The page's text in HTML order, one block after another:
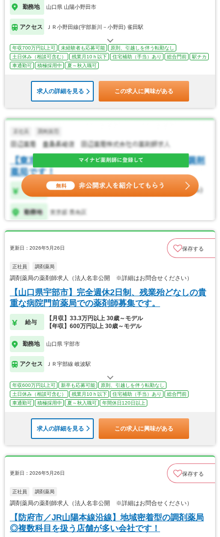
勤務地 山口県 山陽小野田市
アクセス ＪＲ小野田線(宇部新川－小野田) 雀田駅
年収700万円以上可 未経験者も応募可能
原則、引越しを伴う転勤なし
土日休み（相談可含む）
残業月10ｈ以下 住宅補助（手当）あり 総合門前
駅チカ
車通勤可
積極採用中 夏～秋入職可
求人の詳細を見る この求人に興味がある
更新日：2026年5月26日 保存する
正社員 調剤薬局
調剤薬局の薬剤師求人（法人名非公開 ※詳細はお問合せください）
【山口県宇部市】完全週休2日制、残業殆どなしの貴
重な病院門前薬局での薬剤師募集です。
給与
【月収】33.3万円以上 30歳～モデル
【年収】600万円以上 30歳～モデル
勤務地 山口県 宇部市
アクセス ＪＲ宇部線 岐波駅
年収600万円以上可 新卒も応募可能
原則、引越しを伴う転勤なし
土日休み（相談可含む）
残業月10ｈ以下 住宅補助（手当）あり
総合門前
車通勤可
積極採用中 夏～秋入職可 年間休日120日以上
求人の詳細を見る この求人に興味がある
更新日：2026年5月26日 保存する
正社員 調剤薬局
調剤薬局の薬剤師求人（法人名非公開 ※詳細はお問合せください）
【防府市／JR山陽本線沿線】地域密着型の調剤薬局
◎複数科目を扱う店舗が多い会社です！